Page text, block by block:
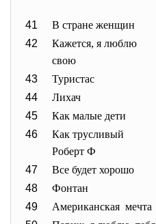
41
В стране женщин
42
Кажется, я люблю
свою
43 Туристас
44
Лихач
45
Как малые дети
46
Как трусливый
Роберт Ф
47 Все будет хорошо
48
Фонтан
49
Американская мечта